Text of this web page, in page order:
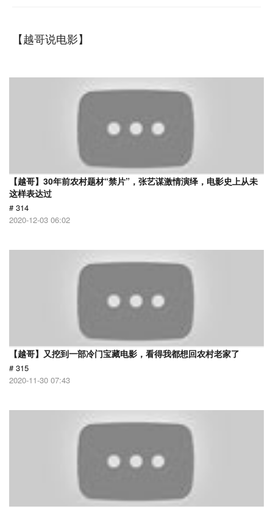
【越哥说电影】
【越哥】30年前农村题材“禁片”，张艺谋激情演绎，电影史上从未
这样表达过
# 314
2020-12-03 06:02
【越哥】又挖到一部冷门宝藏电影，看得我都想回农村老家了
# 315
2020-11-30 07:43